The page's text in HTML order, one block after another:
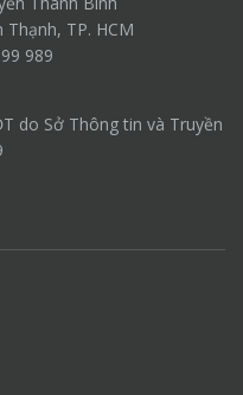
TP. HCM
989
do Sở Thông tin và Truyền